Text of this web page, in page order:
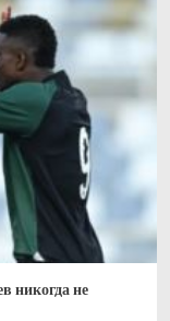
никогда не